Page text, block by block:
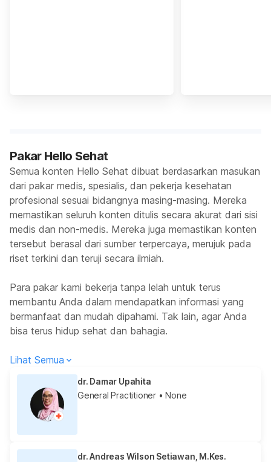
Pakar Hello Sehat
Semua konten Hello Sehat dibuat berdasarkan masukan
dari pakar medis, spesialis, dan pekerja kesehatan
profesional sesuai bidangnya masing-masing. Mereka
memastikan seluruh konten ditulis secara akurat dari sisi
medis dan non-medis. Mereka juga memastikan konten
tersebut berasal dari sumber terpercaya, merujuk pada
riset terkini dan teruji secara ilmiah.
Para pakar kami bekerja tanpa lelah untuk terus
membantu Anda dalam mendapatkan informasi yang
bermanfaat dan mudah dipahami. Tak lain, agar Anda
bisa terus hidup sehat dan bahagia.
Lihat Semua
dr. Damar Upahita
General Practitioner • None
dr. Andreas Wilson Setiawan, M.Kes.